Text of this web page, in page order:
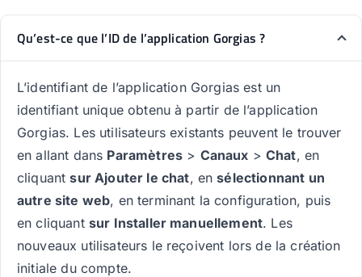
Qu’est-ce que l’ID de l’application Gorgias ?
L’identifiant de l’application Gorgias est un
identifiant unique obtenu à partir de l’application
Gorgias. Les utilisateurs existants peuvent le trouver
en allant dans Paramètres > Canaux > Chat, en
cliquantsur Ajouter le chat, ensélectionnant un
autre site web, en terminant la configuration, puis
en cliquant sur Installer manuellement. Les
nouveaux utilisateurs le reçoivent lors de la création
initiale du compte.